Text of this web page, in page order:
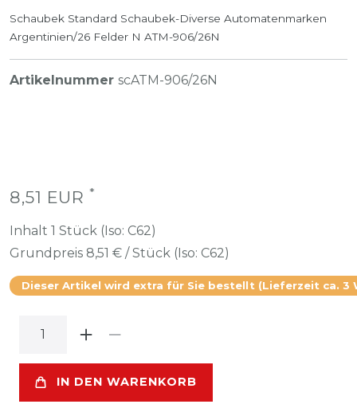
Schaubek Standard Schaubek-Diverse Automatenmarken
Argentinien/26 Felder N ATM-906/26N
Artikelnummer scATM-906/26N
8,51 EUR *
Inhalt 1 Stück (Iso: C62)
Grundpreis 8,51 € / Stück (Iso: C62)
Dieser Artikel wird extra für Sie bestellt (Lieferzeit ca. 3
IN DEN WARENKORB